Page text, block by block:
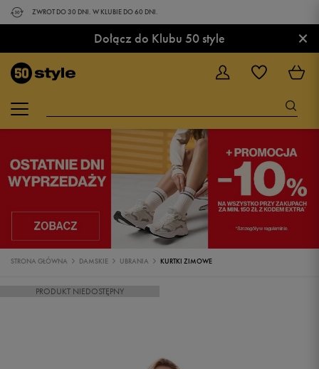
ZWROT DO 30 DNI. W KLUBIE DO 60 DNI.
Dołącz do Klubu 50 style ×
STRONA GŁÓWNA DAMSKIE UBRANIA KURTKI ZIMOWE
PRODUKT NIEDOSTĘPNY